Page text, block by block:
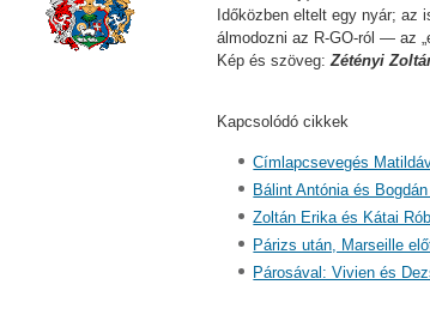
Időközben eltelt egy nyár;
álmodozni az R-GO-ról — az
Kép és szöveg:Zétényi
Kapcsolódó cikkek
Címlapcsevegés
Bálint Antónia és
Zoltán Erika és Kátai
Párizs után, Marseille
Párosával: Vivien és